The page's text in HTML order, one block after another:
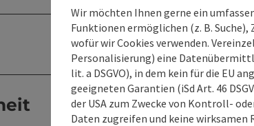
Wir möchten Ihnen gerne ein
Funktionen ermöglichen (z. B.
wofür wir Cookies verwenden.
Personalisierung) eine
lit. a DSGVO), in dem kein für die EU
geeigneten Garantien (iSd Art. 46
der USA zum Zwecke von Kontroll-
Daten zugreifen und keine